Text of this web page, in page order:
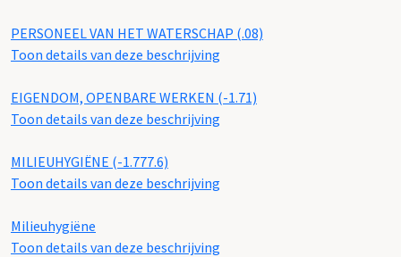
PERSONEEL VAN HET WATERSCHAP (.08)
Toon details van deze beschrijving
EIGENDOM, OPENBARE WERKEN (-1.71)
Toon details van deze beschrijving
MILIEUHYGIËNE (-1.777.6)
Toon details van deze beschrijving
Milieuhygiëne
Toon details van deze beschrijving